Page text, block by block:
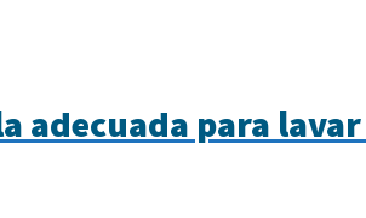
adecuada para